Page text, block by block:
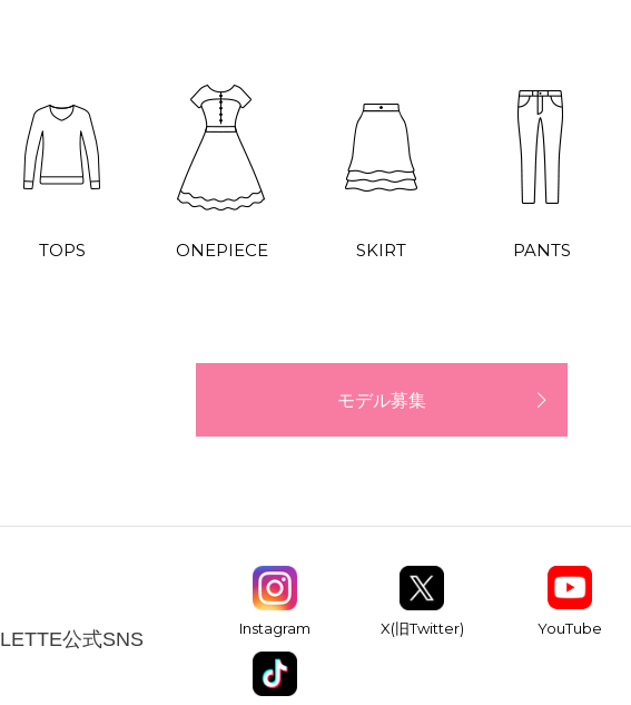
TOPS ONEPIECE SKIRT PANTS
モデル募集
公式SNS Instagram X(旧Twitter) YouTube